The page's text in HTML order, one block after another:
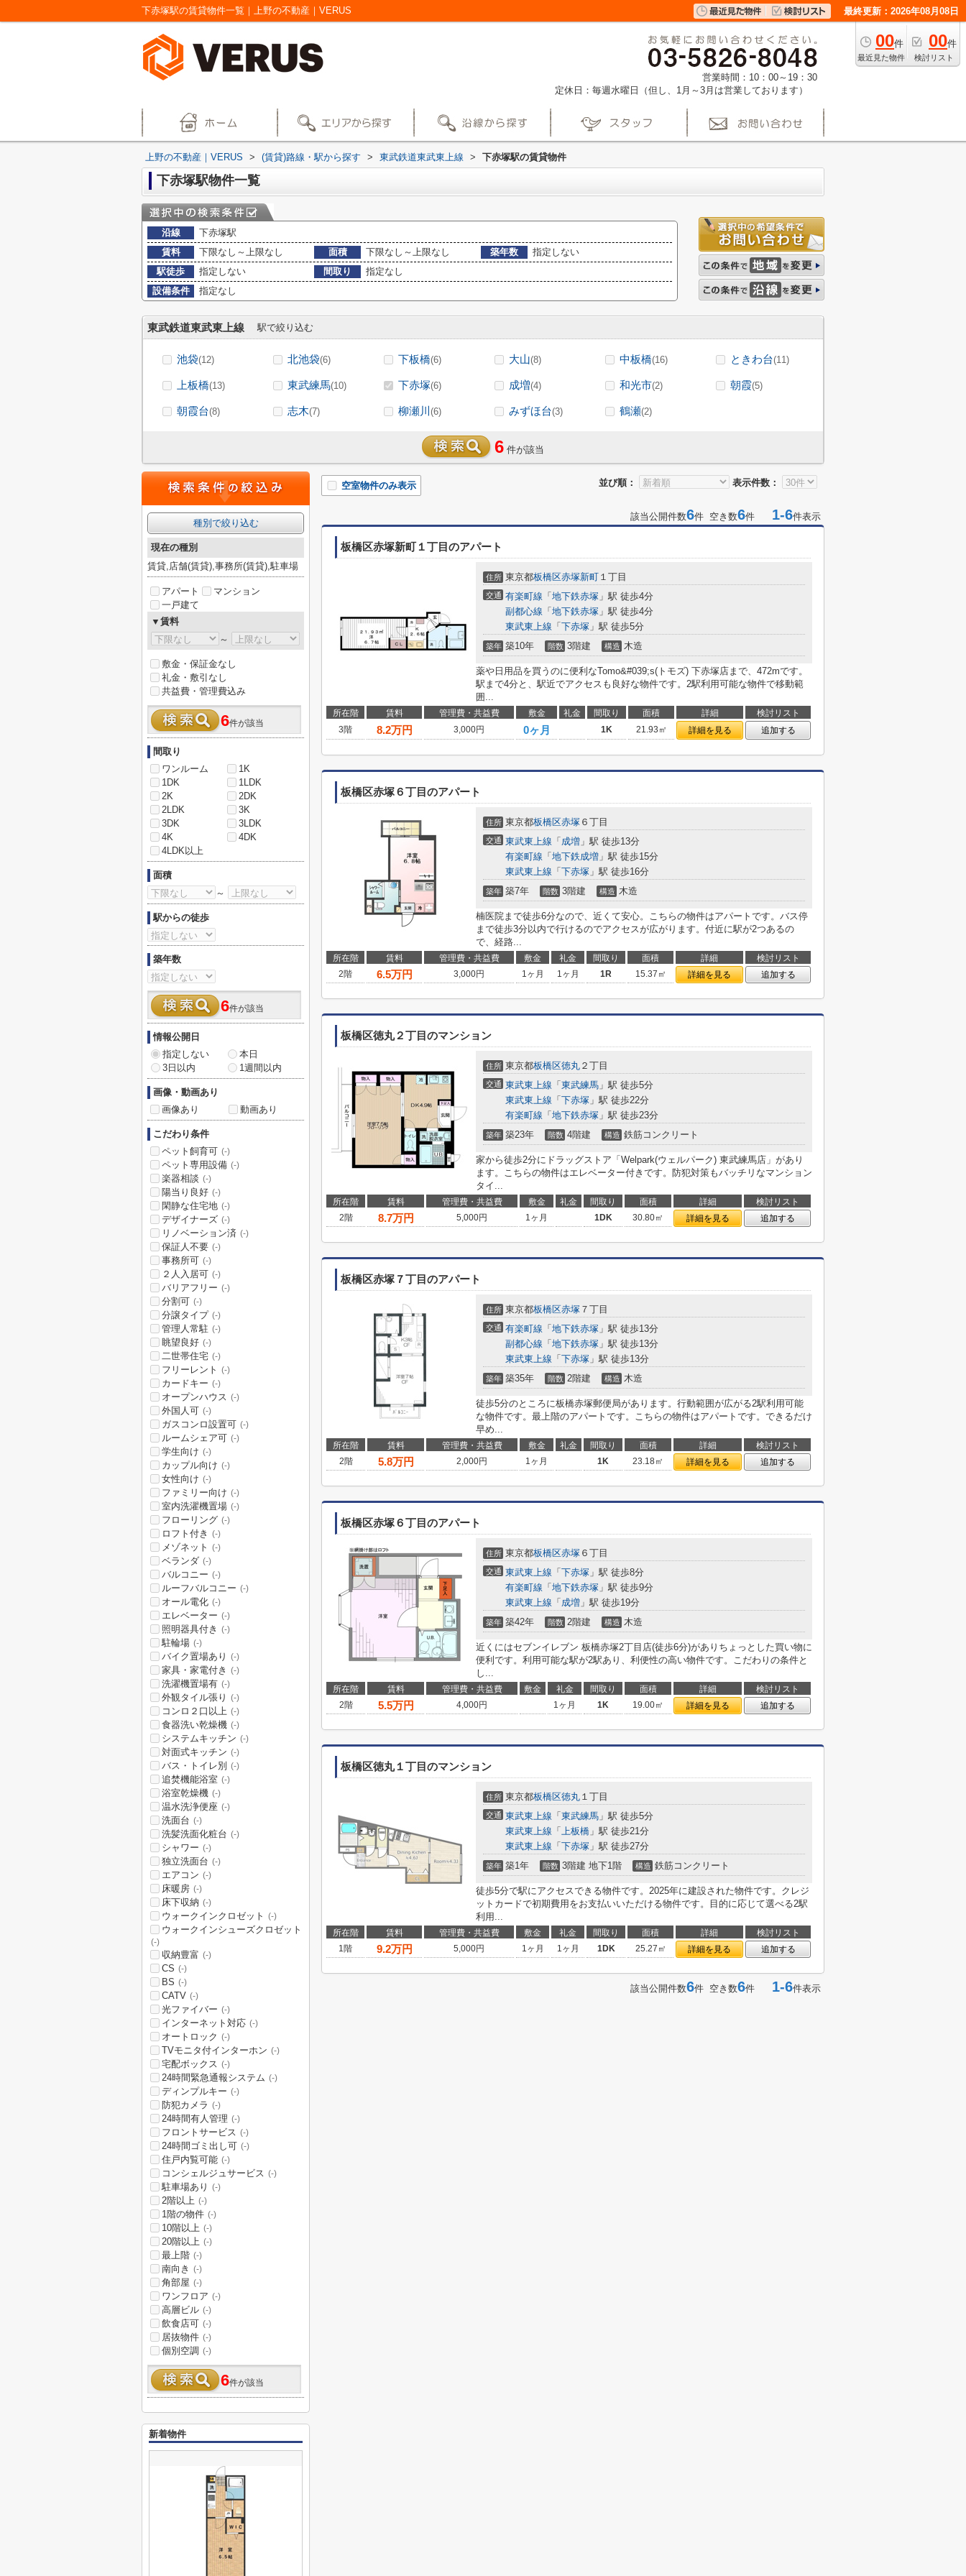
下赤塚駅の賃貸物件一覧｜上野の不動産｜VERUS 最終更新：2026年08月08日
00件
最近見た物件
00件
検討リスト
営業時間：10：00～19：30
定休日：毎週水曜日（但し、1月～3月は営業しております）
上野の不動産｜VERUS > (賃貸)路線・駅から探す > 東武鉄道東武東上線 > 下赤塚駅の賃貸物件
下赤塚駅物件一覧
沿線
下赤塚駅
賃料
下限なし～上限なし 面積 下限なし～上限なし 築年数
指定しない
駅徒歩
指定しない 間取り
指定なし
設備条件
指定なし
東武鉄道東武東上線 駅で絞り込む
池袋(12) 北池袋(6) 下板橋(6) 大山(8) 中板橋(16) ときわ台(11)
上板橋(13) 東武練馬(10) 下赤塚(6) 成増(4) 和光市(2) 朝霞(5)
朝霞台(8) 志木(7) 柳瀬川 (6) みずほ台(3) 鶴瀬(2)
6 件が該当
並び順： 表示件数：
空室物件のみ表示
該当公開件数6件 空き数6件 1-6件表示
板橋区赤塚新町１丁目のアパート
住所 東京都板橋区赤塚新町 １丁目
交通 有楽町線 「 地下鉄赤塚 」駅 徒歩4分
副都心線 「 地下鉄赤塚 」駅 徒歩4分
東武東上線 「 下赤塚 」駅 徒歩5分
築年 築10年 階数 3階建 構造 木造
薬や日用品を買うのに便利なTomo&#039;s(トモズ) 下赤塚店まで、472mです。
駅まで4分と、駅近でアクセスも良好な物件です。2駅利用可能な物件で移動範
囲...
所在階 賃料 管理費・共益費 敷金 礼金 間取り 面積 詳細
検討リスト
3階
8.2万円 3,000円 0ヶ月 1K 21.93㎡ 詳細を見る 追加する
板橋区赤塚６丁目のアパート
住所 東京都板橋区赤塚 ６丁目
交通 東武東上線 「 成増 」駅 徒歩13分
有楽町線 「 地下鉄成増 」駅 徒歩15分
東武東上線 「 下赤塚 」駅 徒歩16分
築年 築7年 階数 3階建 構造 木造
楠医院まで徒歩6分なので、近くて安心。こちらの物件はアパートです。バス停
まで徒歩3分以内で行けるのでアクセスが広がります。付近に駅が2つあるの
で、経路...
所在階 賃料 管理費・共益費 敷金 礼金 間取り 面積 詳細
検討リスト
2階
6.5万円 3,000円 1ヶ月 1ヶ月 1R 15.37㎡ 詳細を見る 追加する
板橋区徳丸２丁目のマンション
住所 東京都板橋区徳丸 ２丁目
交通 東武東上線 「 東武練馬 」駅 徒歩5分
東武東上線 「 下赤塚 」駅 徒歩22分
有楽町線 「 地下鉄赤塚 」駅 徒歩23分
築年 築23年 階数 4階建 構造 鉄筋コンクリート
家から徒歩2分にドラッグストア「Welpark(ウェルパーク) 東武練馬店」があり
ます。こちらの物件はエレベーター付きです。防犯対策もバッチリなマンション
タイ...
所在階 賃料 管理費・共益費 敷金 礼金 間取り 面積 詳細
検討リスト
2階
8.7万円 5,000円 1ヶ月 1DK 30.80㎡ 詳細を見る 追加する
板橋区赤塚７丁目のアパート
住所 東京都板橋区赤塚 ７丁目
交通 有楽町線 「 地下鉄赤塚 」駅 徒歩13分
副都心線 「 地下鉄赤塚 」駅 徒歩13分
東武東上線 「 下赤塚 」駅 徒歩13分
築年 築35年 階数 2階建 構造 木造
徒歩5分のところに板橋赤塚郵便局があります。行動範囲が広がる2駅利用可能
な物件です。最上階のアパートです。こちらの物件はアパートです。できるだけ
早め...
所在階 賃料 管理費・共益費 敷金 礼金 間取り 面積 詳細
検討リスト
2階
5.8万円 2,000円 1ヶ月 1K 23.18㎡ 詳細を見る 追加する
板橋区赤塚６丁目のアパート
住所 東京都板橋区赤塚 ６丁目
交通 東武東上線 「 下赤塚 」駅 徒歩8分
有楽町線 「 地下鉄赤塚 」駅 徒歩9分
東武東上線 「 成増 」駅 徒歩19分
築年 築42年 階数 2階建 構造 木造
近くにはセブンイレブン 板橋赤塚2丁目店(徒歩6分)がありちょっとした買い物に
便利です。利用可能な駅が2駅あり、利便性の高い物件です。こだわりの条件と
し...
所在階 賃料 管理費・共益費 敷金 礼金 間取り 面積 詳細
検討リスト
2階
5.5万円 4,000円 1ヶ月 1K 19.00㎡ 詳細を見る 追加する
板橋区徳丸１丁目のマンション
住所 東京都板橋区徳丸 １丁目
交通 東武東上線 「 東武練馬 」駅 徒歩5分
東武東上線 「 上板橋 」駅 徒歩21分
東武東上線 「 下赤塚 」駅 徒歩27分
築年 築1年 階数 3階建 地下1階 構造 鉄筋コンクリート
徒歩5分で駅にアクセスできる物件です。2025年に建設された物件です。クレジ
ットカードで初期費用をお支払いいただける物件です。目的に応じて選べる2駅
利用...
所在階 賃料 管理費・共益費 敷金 礼金 間取り 面積 詳細
検討リスト
1階
9.2万円 5,000円 1ヶ月 1ヶ月 1DK 25.27㎡ 詳細を見る 追加する
該当公開件数6件 空き数6件 1-6件表示
種別で絞り込む
現在の種別
賃貸,店舗(賃貸),事務所(賃貸),駐車場
アパート
マンション
一戸建て
▼賃料
～
敷金・保証金なし
礼金・敷引なし
共益費・管理費込み
6件が該当
間取り
ワンルーム
1K
1DK
1LDK
2K
2DK
2LDK
3K
3DK
3LDK
4K
4DK
4LDK以上
面積
～
駅からの徒歩
築年数
6件が該当
情報公開日
指定しない
本日
3日以内
1週間以内
画像・動画あり
画像あり
動画あり
こだわり条件
ペット飼育可 (-)
ペット専用設備 (-)
楽器相談 (-)
陽当り良好 (-)
閑静な住宅地 (-)
デザイナーズ (-)
リノベーション済 (-)
保証人不要 (-)
事務所可 (-)
２人入居可 (-)
バリアフリー (-)
分割可 (-)
分譲タイプ (-)
管理人常駐 (-)
眺望良好 (-)
二世帯住宅 (-)
フリーレント (-)
カードキー (-)
オープンハウス (-)
外国人可 (-)
ガスコンロ設置可 (-)
ルームシェア可 (-)
学生向け (-)
カップル向け (-)
女性向け (-)
ファミリー向け (-)
室内洗濯機置場 (-)
フローリング (-)
ロフト付き (-)
メゾネット (-)
ベランダ (-)
バルコニー (-)
ルーフバルコニー (-)
オール電化 (-)
エレベーター (-)
照明器具付き (-)
駐輪場 (-)
バイク置場あり (-)
家具・家電付き (-)
洗濯機置場有 (-)
外観タイル張り (-)
コンロ２口以上 (-)
食器洗い乾燥機 (-)
システムキッチン (-)
対面式キッチン (-)
バス・トイレ別 (-)
追焚機能浴室 (-)
浴室乾燥機 (-)
温水洗浄便座 (-)
洗面台 (-)
洗髪洗面化粧台 (-)
シャワー (-)
独立洗面台 (-)
エアコン (-)
床暖房 (-)
床下収納 (-)
ウォークインクロゼット (-)
ウォークインシューズクロゼット
(-)
収納豊富 (-)
CS (-)
BS (-)
CATV (-)
光ファイバー (-)
インターネット対応 (-)
オートロック (-)
TVモニタ付インターホン (-)
宅配ボックス (-)
24時間緊急通報システム (-)
ディンプルキー (-)
防犯カメラ (-)
24時間有人管理 (-)
フロントサービス (-)
24時間ゴミ出し可 (-)
住戸内覧可能 (-)
コンシェルジュサービス (-)
駐車場あり (-)
2階以上 (-)
1階の物件 (-)
10階以上 (-)
20階以上 (-)
最上階 (-)
南向き (-)
角部屋 (-)
ワンフロア (-)
高層ビル (-)
飲食店可 (-)
居抜物件 (-)
個別空調 (-)
6件が該当
新着物件